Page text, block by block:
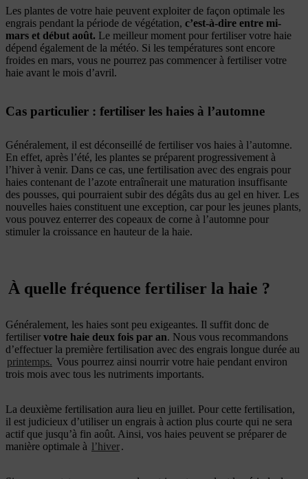
Les plantes de votre haie peuvent exploiter de façon optimale les
engrais pendant la période de végétation, c’est-à-dire entre mi-
mars et début août. Le meilleur moment pour fertiliser votre haie
dépend également de la météo. Si les températures sont encore
froides en mars, vous ne pourrez pas commencer à fertiliser votre
haie avant le mois d’avril.
Cas particulier : fertiliser les haies à l’automne
Généralement, il est déconseillé de fertiliser vos haies à l’automne.
En effet, après l’été, les plantes se préparent progressivement à
l’hiver à venir. Dans ce cas, une fertilisation avec des engrais pour
haies contenant de l’azote entraînerait une maturation insuffisante
des pousses, qui pourraient subir des dégâts dus au gel en hiver. Les
nouvelles haies constituent une exception, car pour les jeunes plants,
vous pouvez enterrer des copeaux de corne à l’automne pour
stimuler la croissance en hauteur de la haie.
À quelle fréquence fertiliser la haie ?
Généralement, les haies sont peu exigeantes. Il suffit donc de
fertiliser votre haie deux fois par an. Nous vous recommandons
d’effectuer la première fertilisation avec des engrais longue durée au
printemps. Vous pourrez ainsi nourrir votre haie pendant environ
trois mois avec tous les nutriments importants.
La deuxième fertilisation aura lieu en juillet. Pour cette fertilisation,
il est judicieux d’utiliser un engrais à action plus courte qui ne sera
actif que jusqu’à fin août. Ainsi, vos haies peuvent se préparer de
manière optimale à l’hiver.